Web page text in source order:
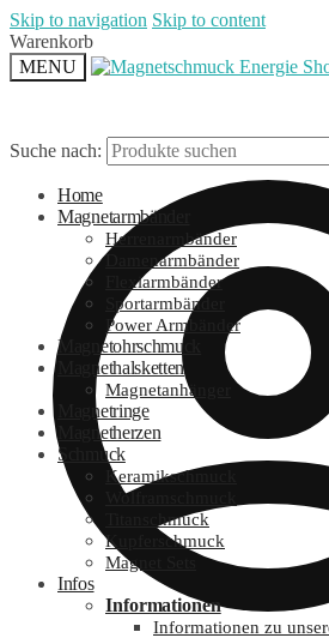
Skip to navigation Skip to content
Warenkorb
MENU
Suche nach:
Home
Magnetarmbänder
Herrenarmbänder
Damenarmbänder
Flexiarmbänder
Sportarmbänder
Power Armbänder
Magnetohrschmuck
Magnethalsketten
Magnetanhänger
Magnetringe
Magnetherzen
Schmuck
Keramikschmuck
Wolframschmuck
Titanschmuck
Kupferschmuck
Magnet Sets
Infos
Informationen
Informationen zu